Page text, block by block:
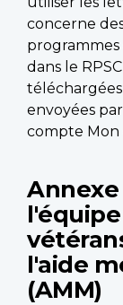
concerne
programmes
dans le
téléchargées
envoyées
compte Mon
Annexe
l'aide
(AMM)